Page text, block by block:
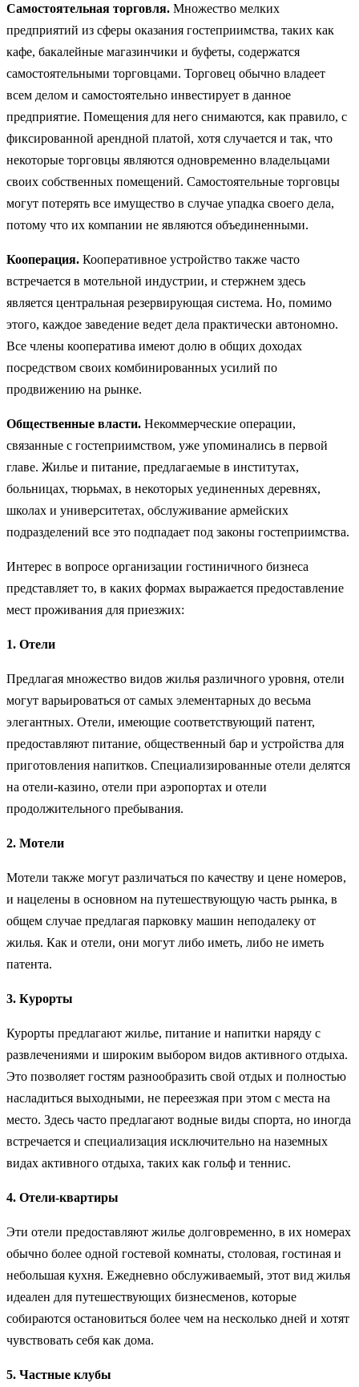
Самостоятельная торговля. Множество мелких
предприятий из сферы оказания гостеприимства, таких как
кафе, бакалейные магазинчики и буфеты, содержатся
самостоятельными торговцами. Торговец обычно владеет
всем делом и самостоятельно инвестиру­ет в данное
предприятие. Помещения для него снимаются, как правило, с
фиксированной арендной платой, хотя случается и так, что
некоторые торговцы являются одновременно владельцами
своих собственных помещений. Самостоятельные торговцы
могут потерять все имущество в случае упадка своего дела,
потому что их компании не являются объединенными.
Кооперация. Кооперативное устройство также часто
встречается в мотельной индустрии, и стержнем здесь
является центральная резервирующая система. Но, помимо
этого, каждое заведение ведет дела практически автономно.
Все члены кооператива имеют долю в общих доходах
посредством своих комбинированных усилий по
продвижению на рынке.
Общественные власти. Некоммерческие операции,
связанные с гостеприимством, уже упоминались в первой
главе. Жилье и питание, предлагаемые в институтах,
больницах, тюрьмах, в некоторых уединенных деревнях,
школах и университетах, обслуживание армейских
подразделений все это подпадает под законы гостеприимства.
Интерес в вопросе организации гостиничного бизнеса
представляет то, в каких формах выражается предоставление
мест проживания для приезжих:
1. Отели
Предлагая множество видов жилья различного уровня, отели
могут варьироваться от самых элементарных до весьма
элегантных. Отели, имеющие соответствующий патент,
предоставляют питание, общественный бар и устройства для
приготовления напитков. Специализированные отели делятся
на отели-казино, отели при аэропортах и отели
продолжительного пребывания.
2. Мотели
Мотели также могут различаться по качеству и цене номеров,
и нацелены в основном на путешествующую часть рынка, в
общем случае предлагая парковку машин неподалеку от
жилья. Как и отели, они могут либо иметь, либо не иметь
патента.
3. Курорты
Курорты предлагают жилье, питание и напитки наряду с
развлечениями и широким выбором видов активного отдыха.
Это позволяет гостям разнообразить свой отдых и полностью
насладиться выходными, не переезжая при этом с места на
место. Здесь часто предлагают водные виды спорта, но иногда
встречается и специализация исключительно на наземных
видах активного отдыха, таких как гольф и теннис.
4. Отели-квартиры
Эти отели предоставляют жилье долговременно, в их номерах
обычно более одной гостевой комнаты, столовая, гос­тиная и
небольшая кухня. Ежедневно обслуживаемый, этот вид жилья
идеален для путешествующих бизнесменов, ко­торые
собираются остановиться более чем на несколько дней и хотят
чувствовать себя как дома.
5. Частные клубы